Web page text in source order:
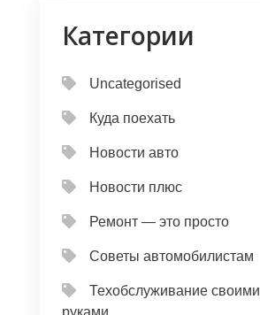
Категории
Uncategorised
Куда поехать
Новости авто
Новости плюс
Ремонт — это просто
Советы автомобилистам
Техобслуживание своими
руками